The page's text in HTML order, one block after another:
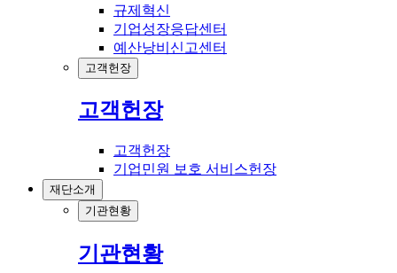
규제혁신
기업성장응답센터
예산낭비신고센터
고객헌장
고객헌장
고객헌장
기업민원 보호 서비스헌장
재단소개
기관현황
기관현황